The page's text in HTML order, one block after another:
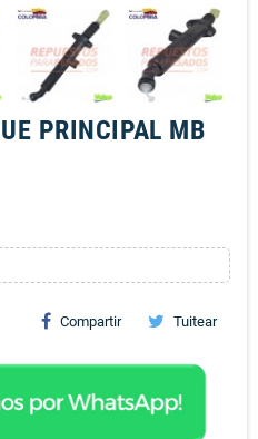
PRINCIPAL MB
Compartir Tuitear